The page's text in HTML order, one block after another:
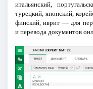
итальянский,
турецкий, японский,
финский, иврит — для
и перевода документов